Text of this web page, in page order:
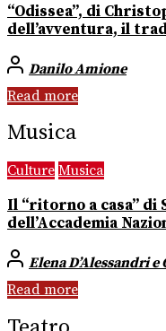
“Odissea”, di
dell’avventura, il
Danilo Amione
Read more
Musica
Culture Musica
Il “ritorno a casa” di
dell’Accademia
Elena D’Alessandri
Read more